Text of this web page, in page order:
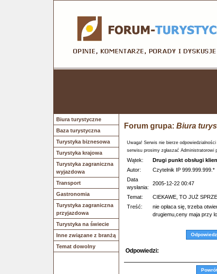
Biura turystyczne
Baza turystyczna
Turystyka biznesowa
Turystyka krajowa
Turystyka zagraniczna
wyjazdowa
Transport
Gastronomia
Turystyka zagraniczna
przyjazdowa
Turystyka na świecie
Inne związane z branżą
Temat dowolny
Forum grupa: Biura
Uwaga! Serwis nie bierze
serwisu prosimy zgłaszać Administratorowi
Wątek:
Drugi punkt obsługi
Autor:
Czytelnik IP 999.999.999.*
Data
wysłania:
2005-12-22 00:47
Temat:
CIEKAWE, TO JUŻ
Treść:
nie opłaca się, trzeba
drugiemu,ceny maja przy
Odpowiedz
Odpowiedzi: